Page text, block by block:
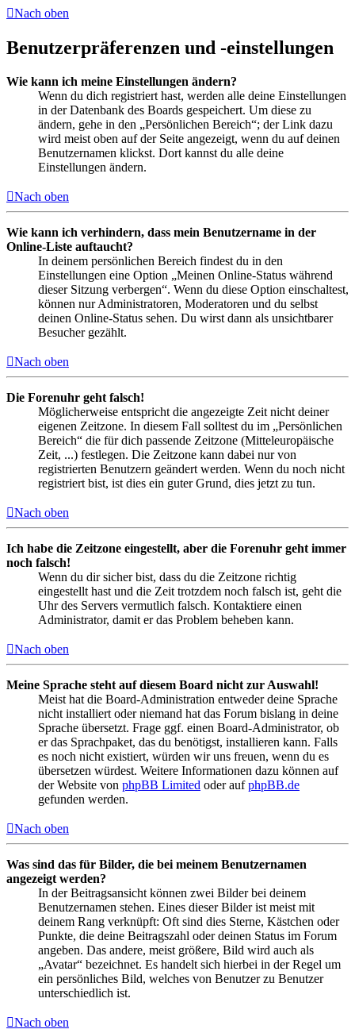
Nach oben
Benutzerpräferenzen und -einstellungen
Wie kann ich meine Einstellungen ändern?
Wenn du dich registriert hast, werden alle deine Einstellungen
in der Datenbank des Boards gespeichert. Um diese zu
ändern, gehe in den „Persönlichen Bereich“; der Link dazu
wird meist oben auf der Seite angezeigt, wenn du auf deinen
Benutzernamen klickst. Dort kannst du alle deine
Einstellungen ändern.
Nach oben
Wie kann ich verhindern, dass mein Benutzername in der
Online-Liste auftaucht?
In deinem persönlichen Bereich findest du in den
Einstellungen eine Option „Meinen Online-Status während
dieser Sitzung verbergen“. Wenn du diese Option einschaltest,
können nur Administratoren, Moderatoren und du selbst
deinen Online-Status sehen. Du wirst dann als unsichtbarer
Besucher gezählt.
Nach oben
Die Forenuhr geht falsch!
Möglicherweise entspricht die angezeigte Zeit nicht deiner
eigenen Zeitzone. In diesem Fall solltest du im „Persönlichen
Bereich“ die für dich passende Zeitzone (Mitteleuropäische
Zeit, ...) festlegen. Die Zeitzone kann dabei nur von
registrierten Benutzern geändert werden. Wenn du noch nicht
registriert bist, ist dies ein guter Grund, dies jetzt zu tun.
Nach oben
Ich habe die Zeitzone eingestellt, aber die Forenuhr geht immer
noch falsch!
Wenn du dir sicher bist, dass du die Zeitzone richtig
eingestellt hast und die Zeit trotzdem noch falsch ist, geht die
Uhr des Servers vermutlich falsch. Kontaktiere einen
Administrator, damit er das Problem beheben kann.
Nach oben
Meine Sprache steht auf diesem Board nicht zur Auswahl!
Meist hat die Board-Administration entweder deine Sprache
nicht installiert oder niemand hat das Forum bislang in deine
Sprache übersetzt. Frage ggf. einen Board-Administrator, ob
er das Sprachpaket, das du benötigst, installieren kann. Falls
es noch nicht existiert, würden wir uns freuen, wenn du es
übersetzen würdest. Weitere Informationen dazu können auf
der Website von phpBB Limited oder aufphpBB.de
gefunden werden.
Nach oben
Was sind das für Bilder, die bei meinem Benutzernamen
angezeigt werden?
In der Beitragsansicht können zwei Bilder bei deinem
Benutzernamen stehen. Eines dieser Bilder ist meist mit
deinem Rang verknüpft: Oft sind dies Sterne, Kästchen oder
Punkte, die deine Beitragszahl oder deinen Status im Forum
angeben. Das andere, meist größere, Bild wird auch als
„Avatar“ bezeichnet. Es handelt sich hierbei in der Regel um
ein persönliches Bild, welches von Benutzer zu Benutzer
unterschiedlich ist.
Nach oben